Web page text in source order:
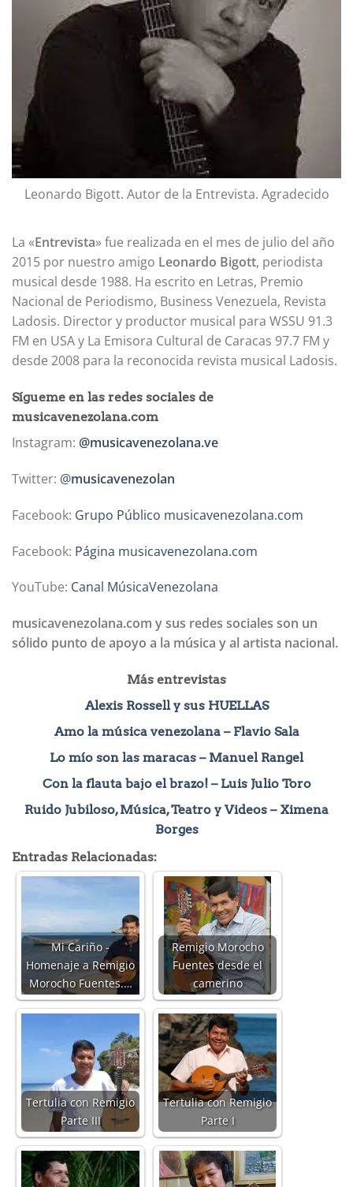
Leonardo Bigott. Autor de la Entrevista. Agradecido
La «Entrevista» fue realizada en el mes de julio del año
2015 por nuestro amigo Leonardo Bigott, periodista
musical desde 1988. Ha escrito en Letras, Premio
Nacional de Periodismo, Business Venezuela, Revista
Ladosis. Director y productor musical para WSSU 91.3
FM en USA y La Emisora Cultural de Caracas 97.7 FM y
desde 2008 para la reconocida revista musical Ladosis.
Sígueme en las redes sociales de
musicavenezolana.com
Instagram: @musicavenezolana.ve
Twitter: @musicavenezolan
Facebook: Grupo Público musicavenezolana.com
Facebook: Página musicavenezolana.com
YouTube: Canal MúsicaVenezolana
musicavenezolana.com y sus redes sociales son un
sólido punto de apoyo a la música y al artista nacional.
Más entrevistas
Alexis Rossell y sus HUELLAS
Amo la música venezolana – Flavio Sala
Lo mío son las maracas – Manuel Rangel
Con la flauta bajo el brazo! – Luis Julio Toro
Ruido Jubiloso, Música, Teatro y Videos – Ximena
Borges
Entradas Relacionadas:
Mi Cariño -
Homenaje a Remigio
Morocho Fuentes.…
Remigio Morocho
Fuentes desde el
camerino
Tertulia con Remigio
Parte III
Tertulia con Remigio
Parte I